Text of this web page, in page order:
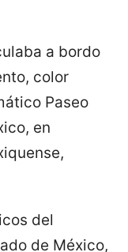
a bordo
color
Paseo
en
del
de México,